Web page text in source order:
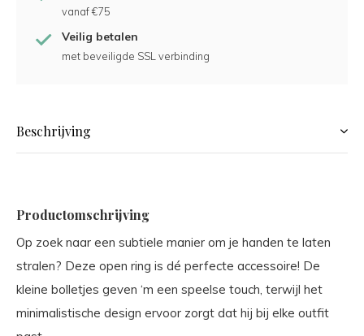
vanaf €75
Veilig betalen
met beveiligde SSL verbinding
Beschrijving
Productomschrijving
Op zoek naar een subtiele manier om je handen te laten
stralen? Deze open ring is dé perfecte accessoire! De
kleine bolletjes geven ‘m een speelse touch, terwijl het
minimalistische design ervoor zorgt dat hij bij elke outfit